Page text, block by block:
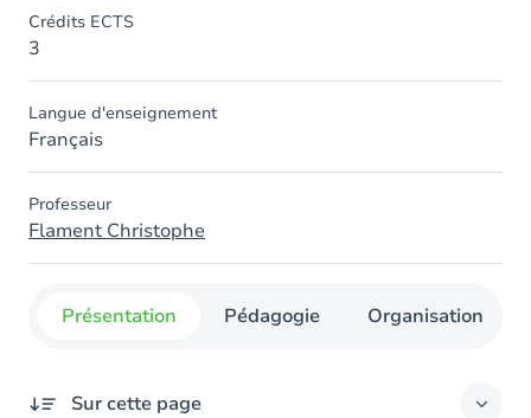
Crédits ECTS
3
Langue d'enseignement
Français
Professeur
Flament Christophe
Présentation Pédagogie Organisation
Sur cette page